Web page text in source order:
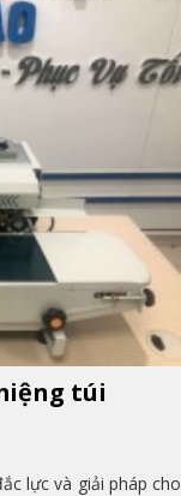
túi
lực và giải pháp cho